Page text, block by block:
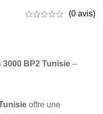
(0 avis)
3000 BP2 Tunisie –
offre une